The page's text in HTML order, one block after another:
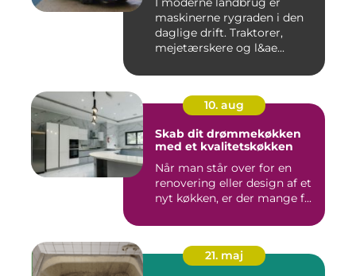
maskinerne rygraden i den
daglige drift. Traktorer,
mejetærskere og l&ae...
10. aug
Skab dit drømmekøkken
med et kvalitetskøkken
Når man står over for en
renovering eller design af et
nyt køkken, er der mange f...
21. maj